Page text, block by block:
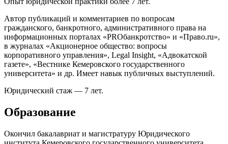
Автор публикаций и комментариев по вопросам
гражданского, банкротного, административного права на
информационных порталах «PROбанкротство» и «Право.ru»,
в журналах «Акционерное общество: вопросы
корпоративного управления», Legal Insight, «Адвокатской
газете», «Вестнике Кемеровского государственного
университета» и др. Имеет навык публичных выступлений.
Юридический стаж — 7 лет.
Образование
Окончил бакалавриат и магистратуру Юридического